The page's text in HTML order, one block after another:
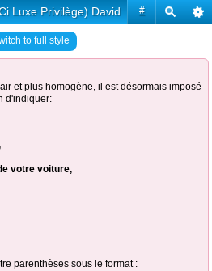
#
Luxe Privilège) David
to full style
et plus homogène, il est désormais imposé
d'indiquer:
votre voiture,
parenthèses sous le format :